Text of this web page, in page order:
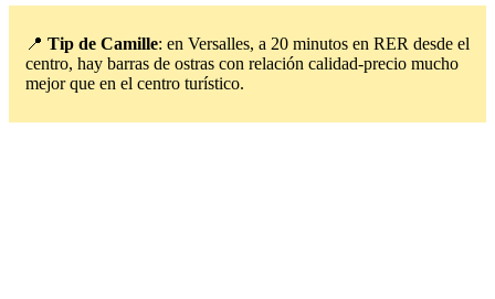
📍 Tip de Camille: en Versalles, a 20 minutos en RER desde el
centro, hay barras de ostras con relación calidad-precio mucho
mejor que en el centro turístico.